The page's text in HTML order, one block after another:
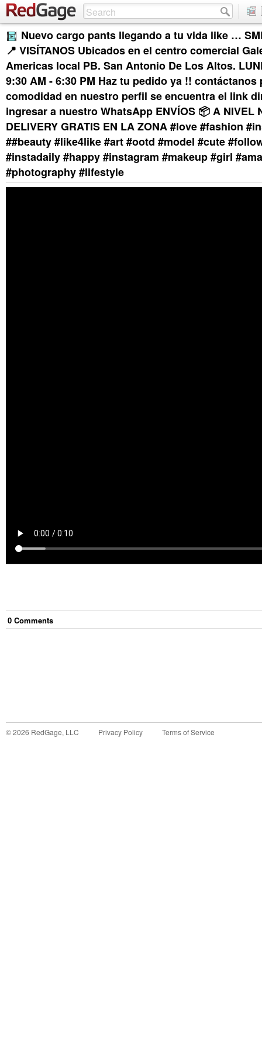
Nuevo cargo pants llegando a tu vida like …
📍 VISÍTANOS Ubicados en el centro comercial
Americas local PB. San Antonio De Los Altos.
9:30 AM - 6:30 PM Haz tu pedido ya !! contáctanos
comodidad en nuestro perfil se encuentra el link
ingresar a nuestro WhatsApp ENVÍOS 📦 A NIVEL
DELIVERY GRATIS EN LA ZONA #love #fashion
##beauty #like4like #art #ootd #model #cute
#instadaily #happy #instagram #makeup #girl
#photography #lifestyle
0 Comments
©2026 RedGage, LLC Privacy Policy Terms of Service